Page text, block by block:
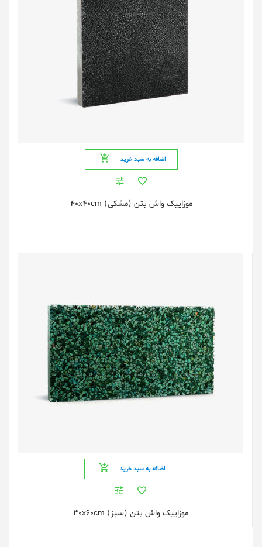
اضافه به سبد خرید
موزایيک واش بتن (مشکی) 40x40cm
اضافه به سبد خرید
موزاییک واش بتن (سبز) 30x60cm